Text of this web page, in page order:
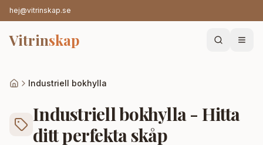
hej@vitrinskap.se
Vitrinskap
Industriell bokhylla
Industriell bokhylla - Hitta
ditt perfekta skåp